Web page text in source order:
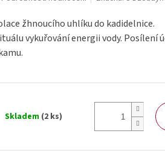
žhnoucího uhlíku do kadidelnice.
vykuřování energii vody. Posílení
Skladem (2 ks)